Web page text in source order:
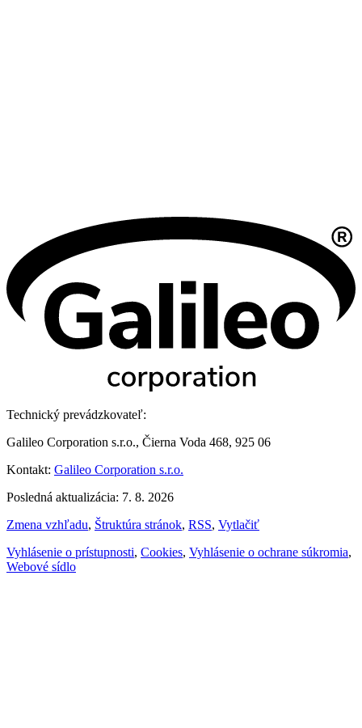
Technický prevádzkovateľ:
Galileo Corporation s.r.o., Čierna Voda 468, 925 06
Kontakt: Galileo Corporation s.r.o.
Posledná aktualizácia: 7. 8. 2026
Zmena vzhľadu, Štruktúra stránok, RSS, Vytlačiť
Vyhlásenie o prístupnosti, Cookies, Vyhlásenie o ochrane súkromia,
Webové sídlo